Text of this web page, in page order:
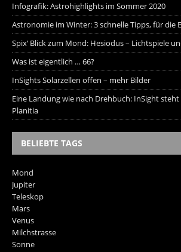
Infografik: Astrohighlights im Sommer 2020
Astronomie im Winter: 3 schnelle Tipps, für die
Spix‘ Blick zum Mond: Hesiodus – Lichtspiele
Was ist eigentlich … 66?
InSights Solarzellen offen – mehr Bilder
Eine Landung wie nach Drehbuch: InSight
Planitia
BELIEBTE TAGS
Mond
Jupiter
Teleskop
Mars
Venus
Milchstrasse
Sonne